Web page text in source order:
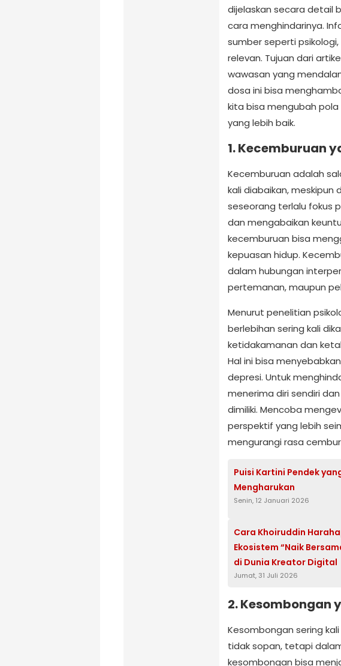
dijelaskan secara detail
cara menghindarinya.
sumber seperti
relevan. Tujuan dari
wawasan yang
dosa ini bisa
kita bisa mengubah pola
yang lebih baik.
1. Kecemburuan
Kecemburuan adalah
kali diabaikan, meskipun
seseorang terlalu fokus
dan mengabaikan
kecemburuan bisa
kepuasan hidup.
dalam hubungan
pertemanan, maupun
Menurut penelitian
berlebihan sering kali
ketidakamanan dan
Hal ini bisa
depresi. Untuk
menerima diri sendiri
dimiliki. Mencoba
perspektif yang lebih
mengurangi rasa
Puisi Kartini Pendek
Mengharukan
Senin, 12 Januari 2026
Cara Khoiruddin
Ekosistem “Naik
di Dunia Kreator Digital
Jumat, 31 Juli 2026
2. Kesombongan
Kesombongan sering
tidak sopan, tetapi
kesombongan bisa